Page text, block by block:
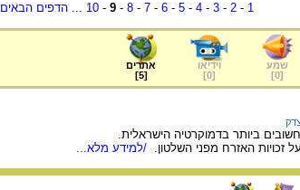
1
-
2
-
3
-
4
-
5
-
6
-
7
-
8
-
9
-
10
...הדפים הבאים
שמע
[
0
]
וידיאו
[
0
]
אתרים
[
5
]
ביותר בדמוקרטיה הישראלית.
זכויות האזרח מפני השלטון. /למידע מלא...